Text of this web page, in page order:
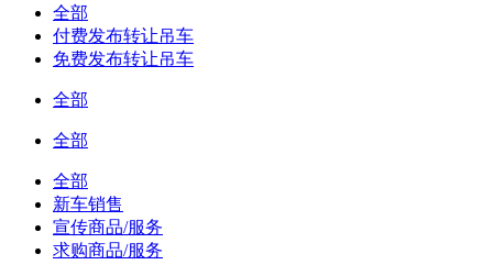
全部
付费发布转让吊车
免费发布转让吊车
全部
全部
全部
新车销售
宣传商品/服务
求购商品/服务